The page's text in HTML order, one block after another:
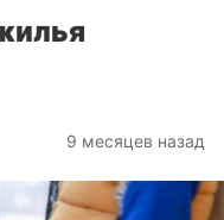
9 месяцев назад